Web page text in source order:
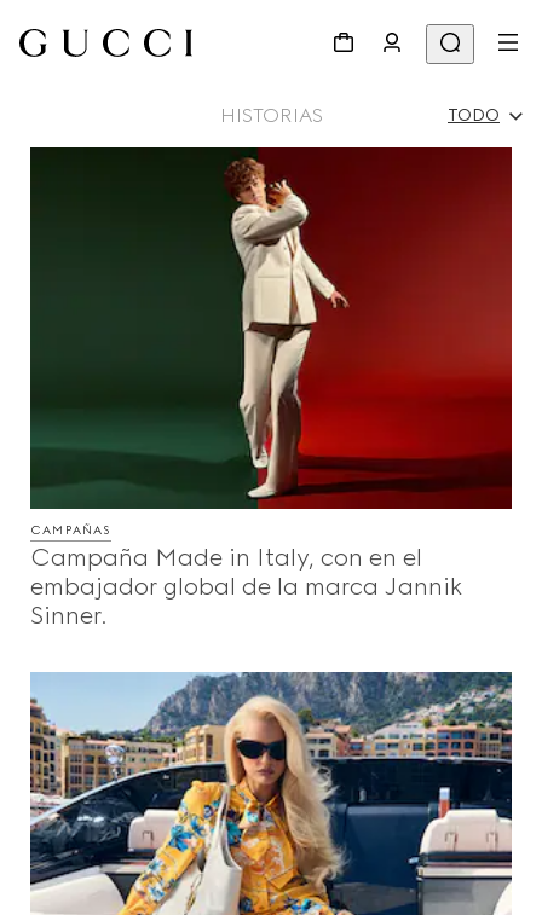
HISTORIAS TODO
Videos
Gucci Equilibrium
Making Of
CAMPAÑAS
Campaña Made in Italy, con en el
embajador global de la marca Jannik
Sinner.